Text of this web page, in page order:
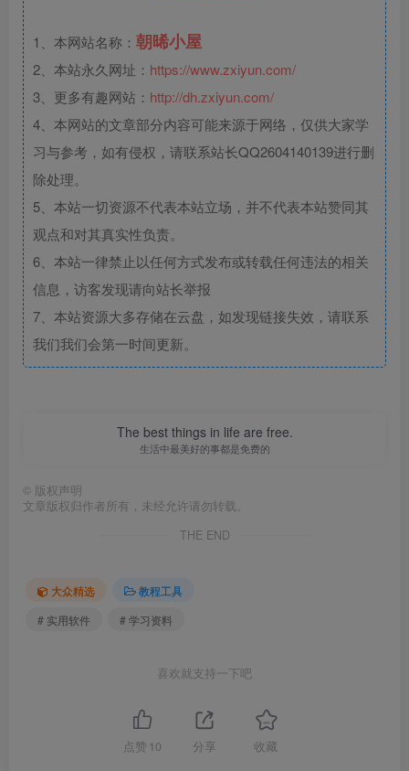
1、本网站名称： 朝晞小屋
2、本站永久网址： https://www.zxiyun.com/
3、更多有趣网站： http://dh.zxiyun.com/
4、本网站的文章部分内容可能来源于网络，仅供大家学
习与参考，如有侵权，请联系站长QQ2604140139进行删
除处理。
5、本站一切资源不代表本站立场，并不代表本站赞同其
观点和对其真实性负责。
6、本站一律禁止以任何方式发布或转载任何违法的相关
信息，访客发现请向站长举报
7、本站资源大多存储在云盘，如发现链接失效，请联系
我们我们会第一时间更新。
The best things in life are free.
生活中最美好的事都是免费的
© 版权声明
文章版权归作者所有，未经允许请勿转载。
THE END
大众精选
教程工具
# 实用软件
# 学习资料
喜欢就支持一下吧
点赞 10 分享 收藏